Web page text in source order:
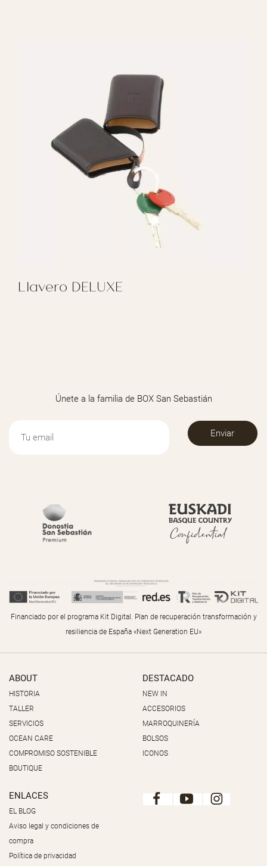
Llavero DELUXE
Únete a la familia de BOX San Sebastián
Financiado por el programa Kit Digital. Plan de recuperación transformación y
resiliencia de España «Next Generation EU»
ABOUT
HISTORIA
TALLER
SERVICIOS
OCEAN CARE
COMPROMISO SOSTENIBLE
BOUTIQUE
DESTACADO
NEW IN
ACCESORIOS
MARROQUINERÍA
BOLSOS
ICONOS
ENLACES
EL BLOG
Aviso legal y condiciones de
compra
Política de privacidad